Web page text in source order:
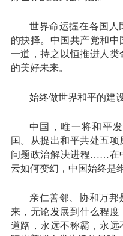
世界命运握在各国人
的抉择。中国共产党和
一道，持之以恒推进人
的美好未来。
始终做世界和平的
中国，唯一将和平
国。从提出和平共处五
问题政治解决进程……在
云如何变幻，中国始终是
亲仁善邻、协和万邦
来，无论发展到什么程
道路，永远不称霸，永